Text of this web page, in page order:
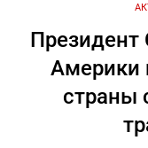
Америки
страны